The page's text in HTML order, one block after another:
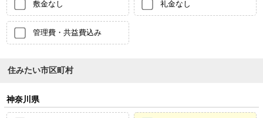
敷金なし 礼金なし
管理費・共益費込み
住みたい市区町村
神奈川県